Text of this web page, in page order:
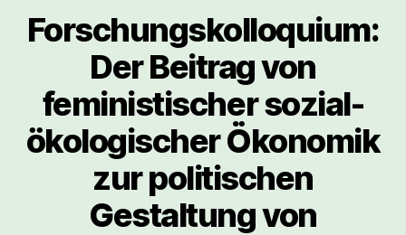
Forschungskolloquium:
Der Beitrag von
feministischer sozial-
ökologischer Ökonomik
zur politischen
Gestaltung von